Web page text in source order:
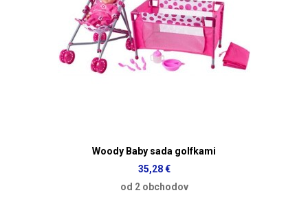
Woody Baby sada golfkami
35,28 €
od 2 obchodov